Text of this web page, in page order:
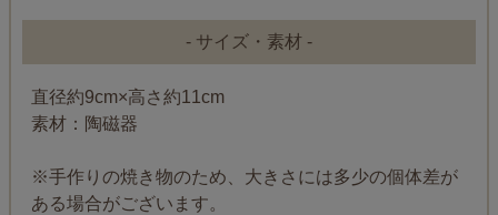
- サイズ・素材 -
直径約9cm×高さ約11cm
素材：陶磁器
※手作りの焼き物のため、大きさには多少の個体差が
ある場合がございます。